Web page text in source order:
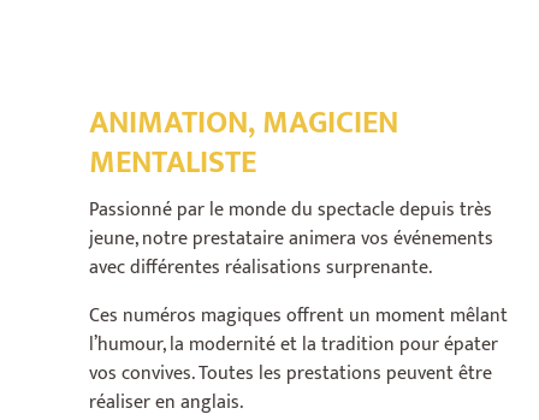
ANIMATION, MAGICIEN
MENTALISTE
Passionné par le monde du spectacle depuis très
jeune, notre prestataire animera vos événements
avec différentes réalisations surprenante.
Ces numéros magiques offrent un moment mêlant
l’humour, la modernité et la tradition pour épater
vos convives. Toutes les prestations peuvent être
réaliser en anglais.